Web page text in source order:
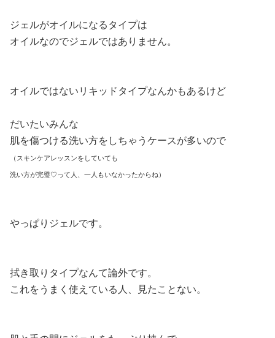
ジェルがオイルになるタイプは
オイルなのでジェルではありません。
オイルではないリキッドタイプなんかもあるけど
だいたいみんな
肌を傷つける洗い方をしちゃうケースが多いので
（スキンケアレッスンをしていても
洗い方が完璧♡って人、一人もいなかったからね）
やっぱりジェルです。
拭き取りタイプなんて論外です。
これをうまく使えている人、見たことない。